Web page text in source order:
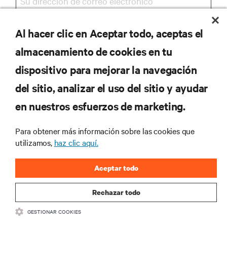
REGISTRARSE
RECURSOS
CORPORATIVO
SÍGANOS
Al hacer clic en Aceptar todo, aceptas el
almacenamiento de cookies en tu
dispositivo para mejorar la navegación
del sitio, analizar el uso del sitio y ayudar
en nuestros esfuerzos de marketing.
Para obtener más información sobre las cookies que
utilizamos, haz clic aquí.
Rechazar todo
Aceptar todo
GESTIONAR COOKIES